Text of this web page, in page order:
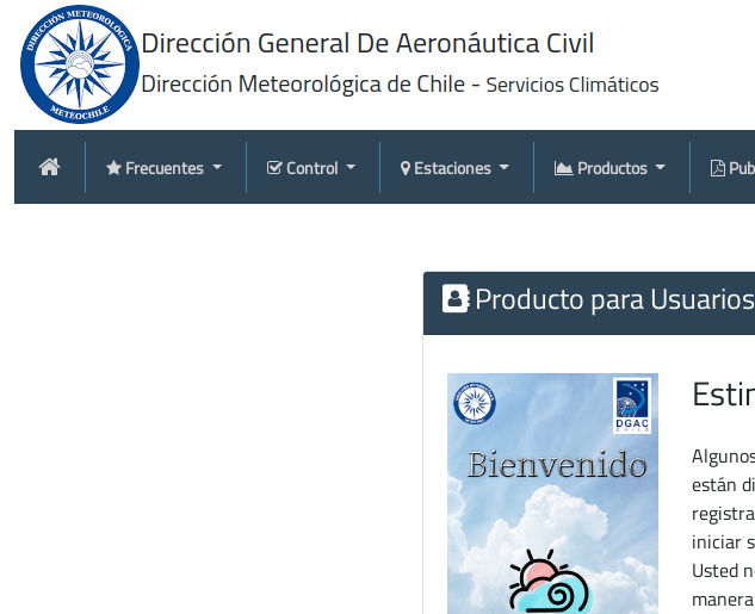
Frecuentes Control Estaciones Productos
Producto para
están
iniciar
Usted